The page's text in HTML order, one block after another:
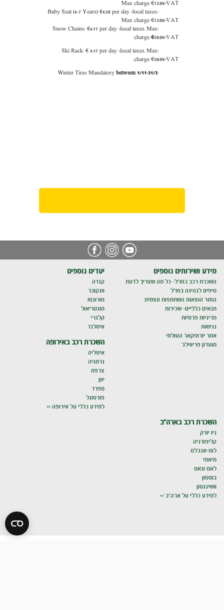
Max charge€72.00+VAT
-Baby Seat (4-7 Years) €4.50 per day +local taxes.
Max charge €72.00+VAT
-Snow Chains:
€4.17 per day +local taxes. Max
charge€50.00+VAT
-Ski Rack: €
4.17 per day +local taxes. Max
charge€50.00+VAT.
-Winter Tires Mandatory
between 1/11-31/3
מידע ושירותים נוספים
השכרת רכב בחו"ל- כל מה שצריך לדעת
טיפים לנהיגה בחו"ל
החזר הוצאות השתתפות עצמית
תנאים כלליים- שכירות
מדיניות פרטיות
נגישות
אתר יורופקאר העולמי
מועדון פריווילג'
יעדים נוספים
קנדה
וונקובר
טורונטו
מונטריאול
קלגרי
איסלנד
השכרת רכב באירופה
איטליה
גרמניה
צרפת
יוון
ספרד
פורטוגל
למידע כללי על אירופה >>
השכרת רכב בארה"ב
ניו יורק
קליפורניה
לוס-אנג'לס
מיאמי
לאס וגאס
בוסטון
וושינגטון
למידע כללי על ארה"ב >>